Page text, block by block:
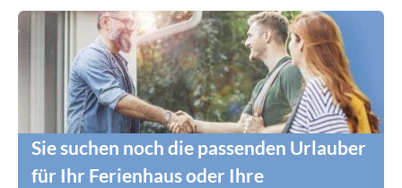
Sie suchen noch die passenden Urlauber
für Ihr Ferienhaus oder Ihre